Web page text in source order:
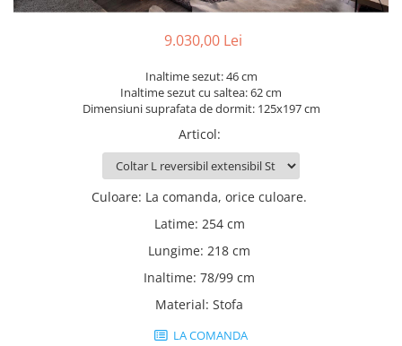
Banchete
9.030,00 Lei
Inaltime sezut: 46 cm
Inaltime sezut cu saltea: 62 cm
Dimensiuni suprafata de dormit: 125x197 cm
Articol:
Culoare: La comanda, orice culoare.
Latime: 254 cm
Lungime: 218 cm
Inaltime: 78/99 cm
Material: Stofa
LA COMANDA